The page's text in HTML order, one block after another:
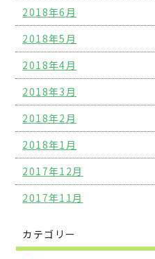
2018年6月
2018年5月
2018年4月
2018年3月
2018年2月
2018年1月
2017年12月
2017年11月
カテゴリー